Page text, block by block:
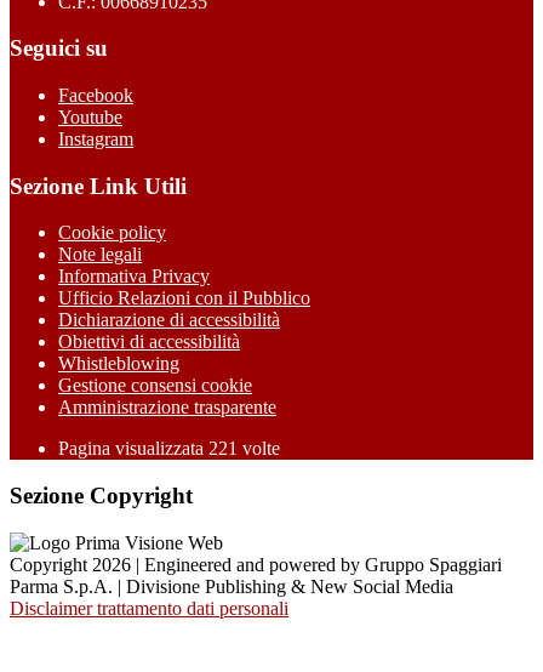
Seguici su
Facebook
Youtube
Instagram
Sezione Link Utili
Cookie policy
Note legali
Informativa Privacy
Ufficio Relazioni con il Pubblico
Dichiarazione di accessibilità
Obiettivi di accessibilità
Whistleblowing
Gestione consensi cookie
Amministrazione trasparente
Pagina visualizzata 221 volte
Sezione Copyright
Copyright 2026 | Engineered and powered by Gruppo Spaggiari
Parma S.p.A. | Divisione Publishing & New Social Media
Disclaimer trattamento dati personali